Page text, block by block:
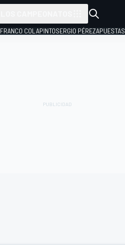
FRANCO COLAPINTOSERGIO PÉREZAPUESTAS